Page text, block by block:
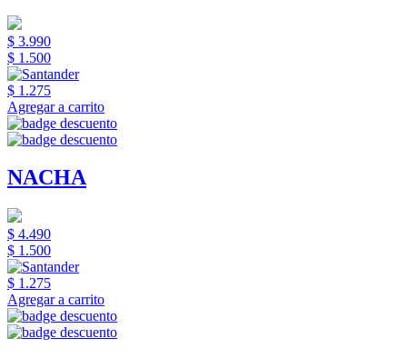
$ 3.990
$ 1.500
$ 1.275
Agregar a carrito
NACHA
$ 4.490
$ 1.500
$ 1.275
Agregar a carrito